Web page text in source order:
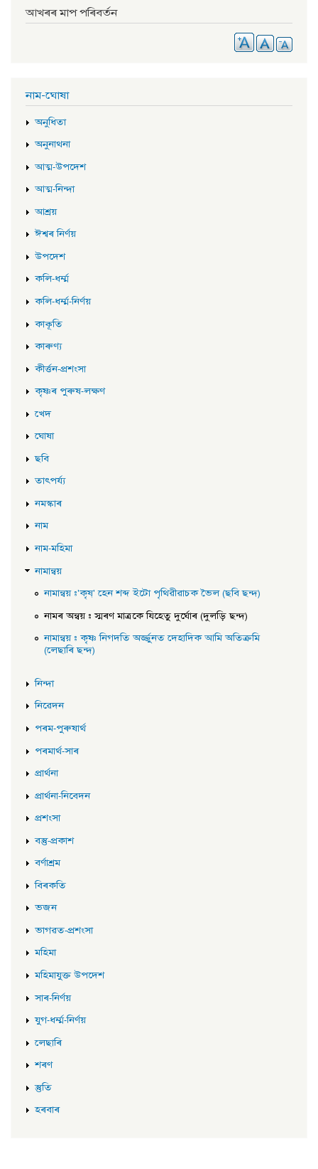
আখৰৰ মাপ পৰিবৰ্তন
নাম-ঘোষা
অনুধিতা
অনুনাথনা
আত্ম-উপদেশ
আত্ম-নিন্দা
আশ্ৰয়
ঈশ্বৰ নিৰ্ণয়
উপদেশ
কলি-ধৰ্ম্ম
কলি-ধৰ্ম্ম-নিৰ্ণয়
কাকূতি
কাৰুণ্য
কীৰ্ত্তন-প্ৰশংসা
কৃষ্ণৰ পুৰুষ-লক্ষণ
খেদ
ঘোষা
ছবি
তাৎপৰ্য্য
নমস্কাৰ
নাম
নাম-মহিমা
নামান্বয়
নামান্বয় :'কৃষ্' হেন শব্দ ইটো পৃথিৱীৱাচক ভৈল (ছবি ছন্দ)
নামৰ অন্বয় : স্মৰণ মাত্ৰকে যিহেতু দুৰ্ঘোৰ (দুলড়ি ছন্দ)
নামান্বয় : কৃষ্ণ নিগদতি অৰ্জ্জুনত দেহাদিক আমি অতিক্ৰমি
(লেছাৰি ছন্দ)
নিন্দা
নিৱেদন
পৰম-পুৰুষাৰ্থ
পৰমাৰ্থ-সাৰ
প্ৰাৰ্থনা
প্ৰাৰ্থনা-নিবেদন
প্ৰশংসা
বস্তু-প্ৰকাশ
বৰ্ণাশ্ৰম
বিৰকতি
ভজন
ভাগৱত-প্ৰশংসা
মহিমা
মহিমাযুক্ত উপদেশ
সাৰ-নিৰ্ণয়
যুগ-ধৰ্ম্ম-নিৰ্ণয়
লেছাৰি
শৰণ
স্তুতি
হৰবাৰ